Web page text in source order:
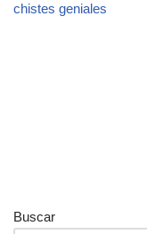
chistes geniales
Buscar